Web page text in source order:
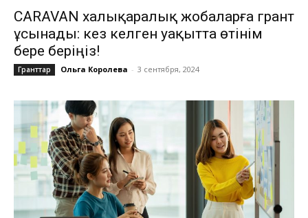
CARAVAN халықаралық жобаларға грант
ұсынады: кез келген уақытта өтінім
бере беріңіз!
Гранттар Ольга Королева - 3 сентября, 2024